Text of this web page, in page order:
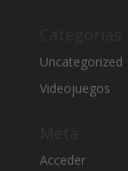
Uncategorized
Videojuegos
Acceder